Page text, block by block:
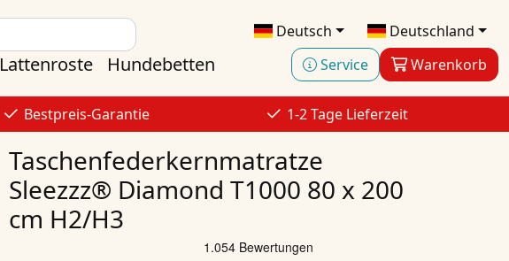
Deutsch
Deutschland
Service
Warenkorb
Lattenroste Hundebetten
Bestpreis-Garantie 1-2 Tage Lieferzeit
Taschenfederkernmatratze
Sleezzz® Diamond T1000 80 x 200
cm H2/H3